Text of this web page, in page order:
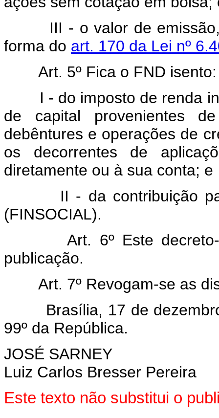
III - o valor de
forma do art. 170 da Lei nº
Art. 5º Fica o FND isento:
I - do imposto de renda
de capital provenientes
debêntures e operações de
os decorrentes de
diretamente ou à sua conta; e
II - da contribuição
(FINSOCIAL).
Art. 6º Este
publicação.
Art. 7º Revogam-se as
Brasília, 17 de dezembro
99º da República.
JOSÉ SARNEY
Luiz Carlos Bresser Pereira
Este texto não substitui o